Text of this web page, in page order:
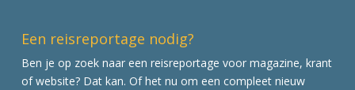
Een reisreportage nodig?
Ben je op zoek naar een reisreportage voor magazine, krant
of website? Dat kan. Of het nu om een compleet nieuw